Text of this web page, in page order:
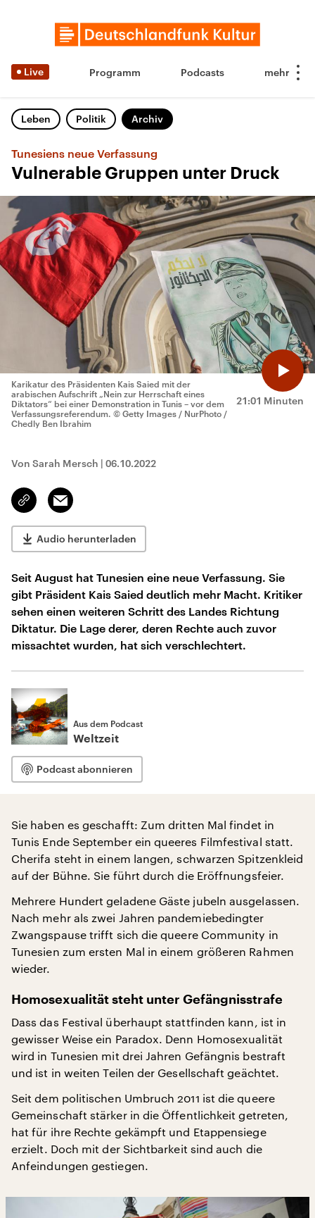
Live Programm Podcasts
Leben Politik Archiv
Tunesiens neue Verfassung
Vulnerable Gruppen unter Druck
21:01 Minuten
Karikatur des Präsidenten Kais Saied mit der
arabischen Aufschrift „Nein zur Herrschaft eines
Diktators“ bei einer Demonstration in Tunis – vor dem
Verfassungsreferendum. © Getty Images / NurPhoto /
Chedly Ben Ibrahim
Von Sarah Mersch | 06.10.2022
Link
kopieren/teilen
Email
Audio herunterladen
Seit August hat Tunesien eine neue Verfassung. Sie
gibt Präsident Kais Saied deutlich mehr Macht. Kritiker
sehen einen weiteren Schritt des Landes Richtung
Diktatur. Die Lage derer, deren Rechte auch zuvor
missachtet wurden, hat sich verschlechtert.
Aus dem Podcast
Weltzeit
Podcast abonnieren
Sie haben es geschafft: Zum dritten Mal findet in
Tunis Ende September ein queeres Filmfestival statt.
Cherifa steht in einem langen, schwarzen Spitzenkleid
auf der Bühne. Sie führt durch die Eröffnungsfeier.
Mehrere Hundert geladene Gäste jubeln ausgelassen.
Nach mehr als zwei Jahren pandemiebedingter
Zwangspause trifft sich die queere Community in
Tunesien zum ersten Mal in einem größeren Rahmen
wieder.
Homosexualität steht unter Gefängnisstrafe
Dass das Festival überhaupt stattfinden kann, ist in
gewisser Weise ein Paradox. Denn Homosexualität
wird in Tunesien mit drei Jahren Gefängnis bestraft
und ist in weiten Teilen der Gesellschaft geächtet.
Seit dem politischen Umbruch 2011 ist die queere
Gemeinschaft stärker in die Öffentlichkeit getreten,
hat für ihre Rechte gekämpft und Etappensiege
erzielt. Doch mit der Sichtbarkeit sind auch die
Anfeindungen gestiegen.